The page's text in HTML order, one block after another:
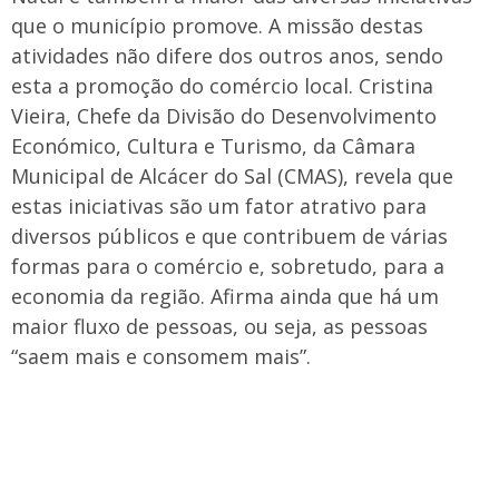
que o município promove. A missão destas
atividades não difere dos outros anos, sendo
esta a promoção do comércio local. Cristina
Vieira, Chefe da Divisão do Desenvolvimento
Económico, Cultura e Turismo, da Câmara
Municipal de Alcácer do Sal (CMAS), revela que
estas iniciativas são um fator atrativo para
diversos públicos e que contribuem de várias
formas para o comércio e, sobretudo, para a
economia da região. Afirma ainda que há um
maior fluxo de pessoas, ou seja, as pessoas
“saem mais e consomem mais”.